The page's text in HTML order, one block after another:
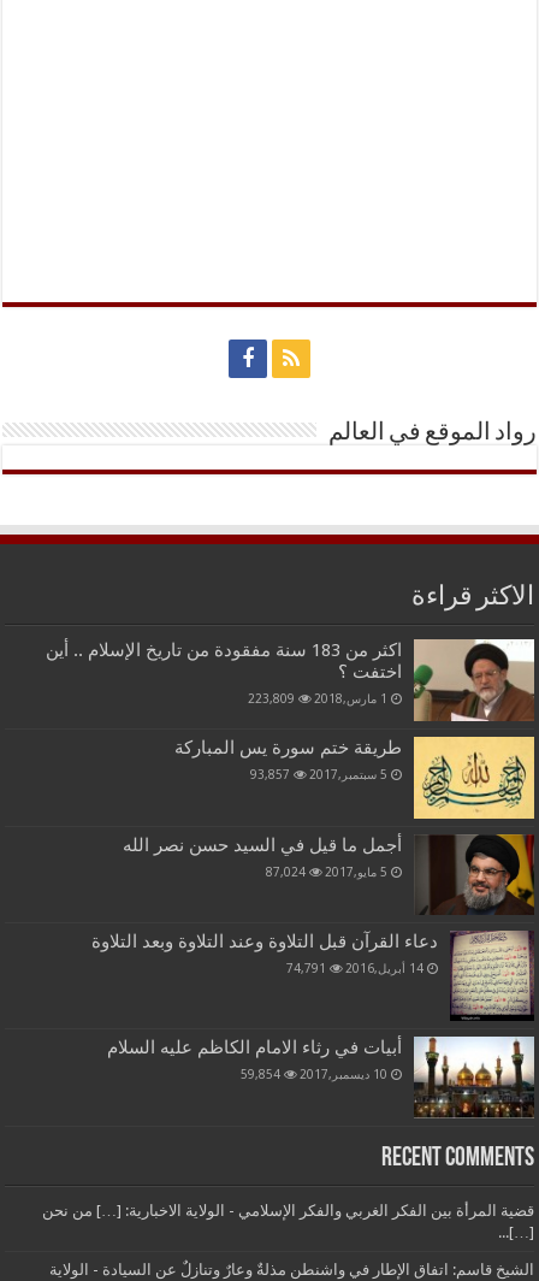
رواد الموقع في العالم
الاكثر قراءة
اكثر من 183 سنة مفقودة من تاريخ الإسلام .. أين
اختفت ؟
1 مارس,2018 223,809
طريقة ختم سورة يس المباركة
5 سبتمبر,2017 93,857
أجمل ما قيل في السيد حسن نصر الله
5 مايو,2017 87,024
دعاء القرآن قبل التلاوة وعند التلاوة وبعد التلاوة
14 أبريل,2016 74,791
أبيات في رثاء الامام الكاظم عليه السلام
10 ديسمبر,2017 59,854
Recent Comments
قضية المرأة بين الفكر الغربي والفكر الإسلامي - الولاية الاخبارية: […] من نحن
[…]...
الشيخ قاسم: اتفاق الإطار في واشنطن مذلةٌ وعارٌ وتنازلٌ عن السيادة - الولاية